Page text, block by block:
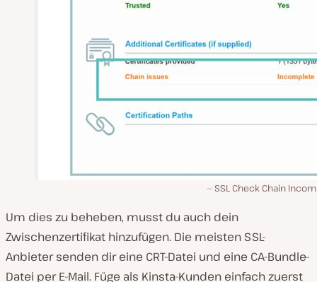
SSL Check Chain
Um dies zu beheben, musst du auch dein
Zwischenzertifikat hinzufügen. Die meisten SSL-
Anbieter senden dir eine CRT-Datei und eine CA-Bundle-
Datei per E-Mail. Füge als Kinsta-Kunden einfach zuerst